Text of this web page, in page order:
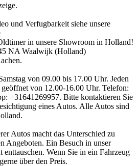
und Verfugbarkeit siehe unsere
in unsere Showroom in Holland!
NA Waalwijk (Holland)
von 09.00 bis 17.00 Uhr. Jeden
geöffnet von 12.00-16.00 Uhr. Telefon:
+31641269957. Bitte kontaktieren Sie
eines Autos. Alle Autos sind
Autos macht das Unterschied zu
Angeboten. Ein Besuch in unser
Wenn Sie in ein Fahrzeug
über den Preis.